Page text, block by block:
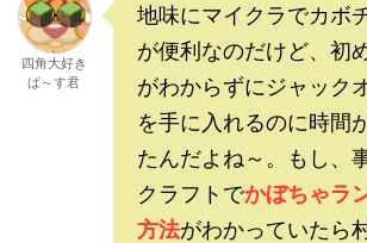
四角大好き
ば～す君
地味にマイクラでカボ
が便利なのだけど、初
がわからずにジャック
を手に入れるのに時間
たんだよね～。もし、
クラフトでかぼちゃラ
方法がわかっていたら